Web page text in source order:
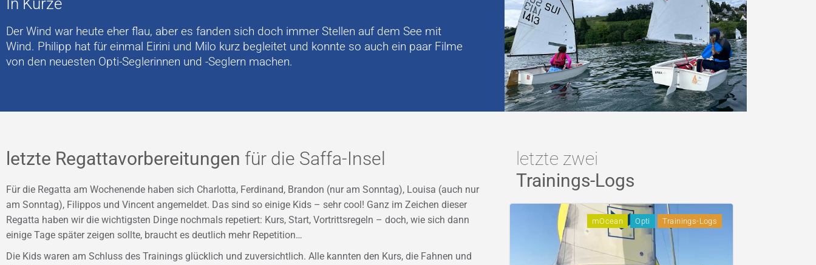
Der Wind war heute eher flau, aber es fanden sich doch immer Stellen auf dem See mit
Wind. Philipp hat für einmal Eirini und Milo kurz begleitet und konnte so auch ein paar Filme
von den neuesten Opti-Seglerinnen und -Seglern machen.
letzte Regattavorbereitungen für die Saffa-Insel
Für die Regatta am Wochenende haben sich Charlotta, Ferdinand, Brandon (nur am Sonntag), Louisa (auch nur
am Sonntag), Filippos und Vincent angemeldet. Das sind so einige Kids – sehr cool! Ganz im Zeichen dieser
Regatta haben wir die wichtigsten Dinge nochmals repetiert: Kurs, Start, Vortrittsregeln – doch, wie sich dann
einige Tage später zeigen sollte, braucht es deutlich mehr Repetition…
Die Kids waren am Schluss des Trainings glücklich und zuversichtlich. Alle kannten den Kurs, die Fahnen und
letzte zwei
Trainings-Logs
mOcean Opti Trainings-Logs